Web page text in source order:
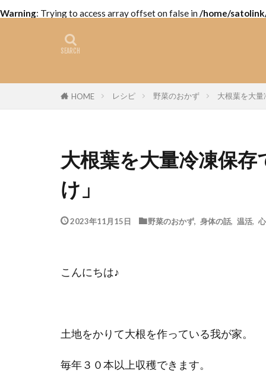
Warning: Trying to access array offset on false in/home/
HOME レシピ 野菜のおかず 大根葉を大
大根葉を大量冷凍保
け」
2023年11月15日 野菜のおかず 身体の話 温活
こんにちは♪
土地をかりて大根を作っている我が家。
毎年３０本以上収穫できます。